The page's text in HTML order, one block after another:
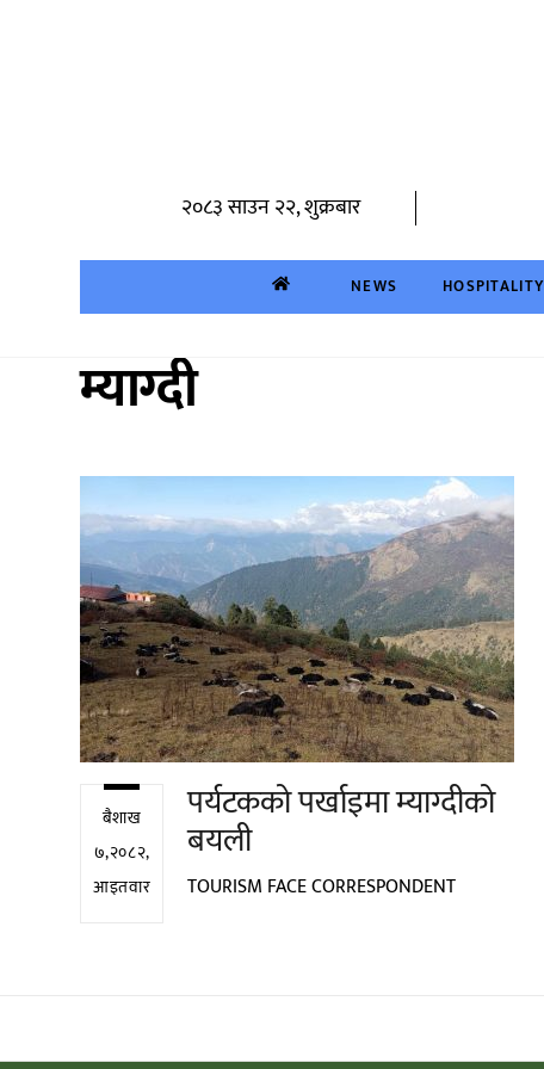
२०८३ साउन २२, शुक्रबार
NEWS HOSPITALITY
म्याग्दी
बैशाख
७,२०८२,
आइतवार
पर्यटकको पर्खाइमा म्याग्दीको
बयली
TOURISM FACE CORRESPONDENT